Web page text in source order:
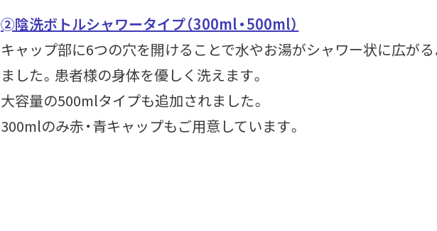
➁陰洗ボトルシャワータイプ（300ml・500ml）
キャップ部に6つの穴を開けることで水やお湯がシャワー状に広が
ました。患者様の身体を優しく洗えます。
大容量の500mlタイプも追加されました。
300mlのみ赤・青キャップもご用意しています。